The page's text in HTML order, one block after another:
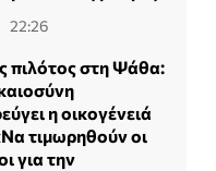
22:26
πιλότος στη Ψάθα:
η οικογένειά
τιμωρηθούν οι
για την